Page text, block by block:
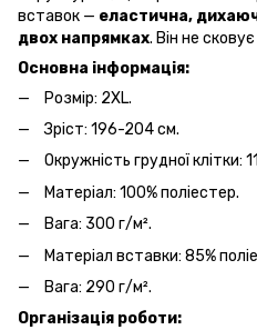
вставок — еластична,
двох напрямках. Він не
Основна інформація:
Розмір: 2XL.
Зріст: 196-204 см.
Окружність грудної клітки:
Матеріал: 100% поліестер.
Вага: 300 г/м².
Матеріал вставки: 85%
Вага: 290 г/м².
Організація роботи: